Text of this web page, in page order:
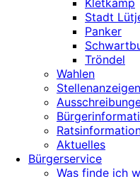
Kletkamp
Stadt
Panker
Tröndel
Wahlen
Stellenanzeigen
Aktuelles
Bürgerservice
Was finde ich